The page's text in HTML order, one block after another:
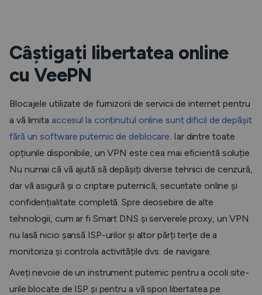
Câștigați libertatea online
cu VeePN
Blocajele utilizate de furnizorii de servicii de internet pentru
a vă limita accesul la conținutul online sunt dificil de depășit
fără un software puternic de deblocare. Iar dintre toate
opțiunile disponibile, un VPN este cea mai eficientă soluție.
Nu numai că vă ajută să depășiți diverse tehnici de cenzură,
dar vă asigură și o criptare puternică, securitate online și
confidențialitate completă. Spre deosebire de alte
tehnologii, cum ar fi Smart DNS și serverele proxy, un VPN
nu lasă nicio șansă ISP-urilor și altor părți terțe de a
monitoriza și controla activitățile dvs. de navigare.
Aveți nevoie de un instrument puternic pentru a ocoli site-
urile blocate de ISP și pentru a vă spori libertatea pe